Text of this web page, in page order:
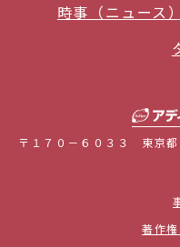
時事（ニュース）
〒１７０－６０３３ 東京
著作